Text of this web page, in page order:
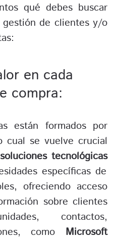
qué debes buscar
de clientes y/o
en cada
compra:
están formados por
cual se vuelve crucial
soluciones tecnológicas
específicas de
ofreciendo acceso
sobre clientes
contactos,
como Microsoft